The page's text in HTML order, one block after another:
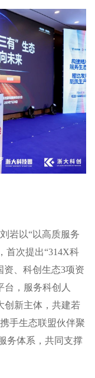
岩以“以高质服务
首次提出“314X科
资、科创生态3项资
台，服务科创人
创新主体，共建若
手生态联盟伙伴聚
务体系，共同支撑